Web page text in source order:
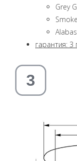
Grey
гарантия: 3